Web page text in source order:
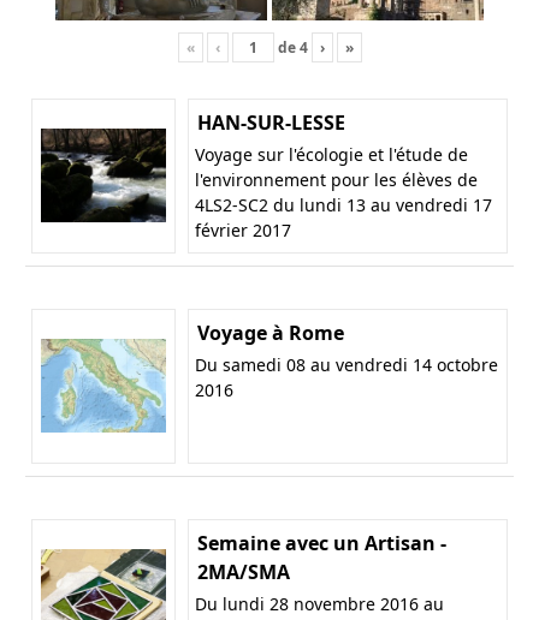
« ‹ de4 › »
HAN-SUR-LESSE
Voyage sur l'écologie et l'étude de
l'environnement pour les élèves de
4LS2-SC2 du lundi 13 au vendredi 17
février 2017
Voyage à Rome
Du samedi 08 au vendredi 14 octobre
2016
Semaine avec un Artisan -
2MA/SMA
Du lundi 28 novembre 2016 au